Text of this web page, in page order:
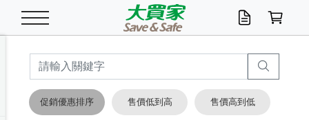
米/五穀/濃湯 米/糙米
食用油
包麵
魚罐
休閒零嘴 初一十五拜拜懶
餅乾
糖果/蜜餞/果凍
茶飲料
養生保健/常備品 雞精/飲品
奶粉
綠茶
即溶咖啡
沐浴乳香皂 沐浴乳
洗髮/護髮
牙 刷
潔顏產品
臉部保養
鍋具/飲水/廚房 鍋具/餐具
掃除/清潔用具
寢具/家具
寵物食品
衛生紙/濕巾 抽取衛生紙/濕巾
洗衣精
廚房/餐具清潔
衛生棉
箱購免運區
廚房家電 料理鍋具
除濕/清淨機
除塵家電
電腦周邊
文具/辦公用品 文具用品
機車/腳踏車百貨
戶外/休閒用品
服飾內著
冷凍免運 生鮮食品
食品免運
季節活動
促銷優惠排序 售價低到高 售價高到低